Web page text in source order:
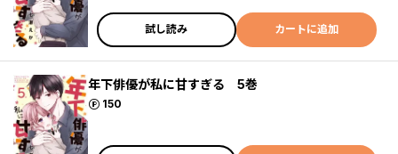
試し読み カートに追加
年下俳優が私に甘すぎる 5巻
150
ポイント